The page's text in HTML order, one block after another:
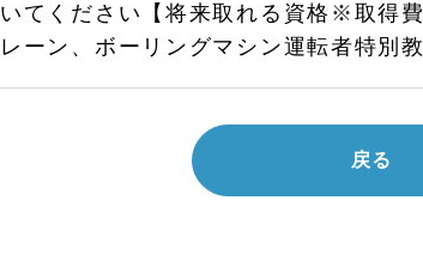
いてください【将来取れる資格※取得
レーン、ボーリングマシン運転者特別
戻る